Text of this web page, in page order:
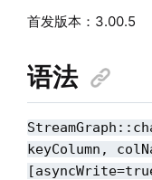
首发版本：3.00.5
语法
keyColumn,